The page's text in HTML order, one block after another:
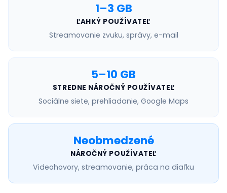
1–3 GB
ĽAHKÝ POUŽÍVATEĽ
Streamovanie zvuku, správy, e-mail
5–10 GB
STREDNE NÁROČNÝ POUŽÍVATEĽ
Sociálne siete, prehliadanie, Google Maps
Neobmedzené
NÁROČNÝ POUŽÍVATEĽ
Videohovory, streamovanie, práca na diaľku